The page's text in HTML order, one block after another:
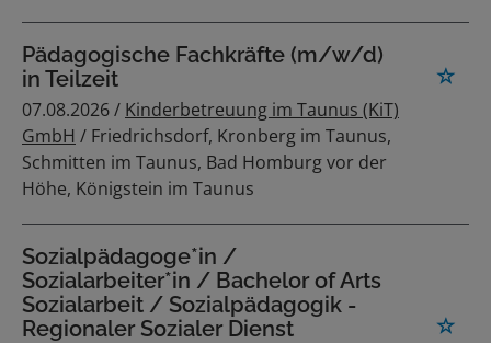
Pädagogische Fachkräfte (m/w/d)
in Teilzeit
07.08.2026 / Kinderbetreuung im Taunus (KiT)
GmbH / Friedrichsdorf, Kronberg im Taunus,
Schmitten im Taunus, Bad Homburg vor der
Höhe, Königstein im Taunus
Sozialpädagoge*in /
Sozialarbeiter*in / Bachelor of Arts
Sozialarbeit / Sozialpädagogik -
Regionaler Sozialer Dienst